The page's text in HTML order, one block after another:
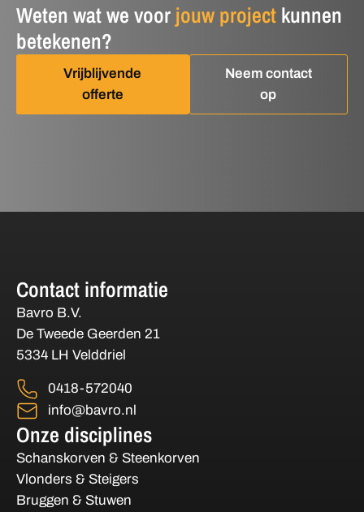
Weten wat we voor jouw project kunnen
betekenen?
Neem contact
op
Vrijblijvende
offerte
Contact informatie
Bavro B.V.
De Tweede Geerden 21
5334 LH Velddriel
0418-572040
info@bavro.nl
Onze disciplines
Schanskorven & Steenkorven
Vlonders & Steigers
Bruggen & Stuwen